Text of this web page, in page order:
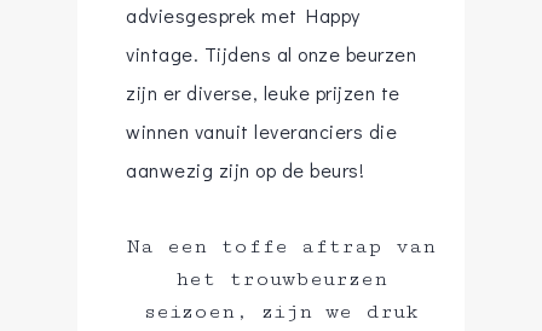
adviesgesprek met Happy
vintage. Tijdens al onze beurzen
zijn er diverse, leuke prijzen te
winnen vanuit leveranciers die
aanwezig zijn op de beurs!
Na een toffe aftrap van
het trouwbeurzen
seizoen, zijn we druk